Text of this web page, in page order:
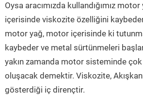
Oysa aracımızda kullandığımız motor
içerisinde viskozite özelliğini
motor yağ, motor içerisinde ki
kaybeder ve metal sürtünmeleri
yakın zamanda motor sisteminde
oluşacak demektir. Viskozite,
gösterdiği iç dirençtir.